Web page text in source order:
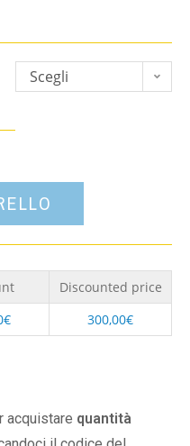
Scegli
Discounted price
€ 300,00€
acquistare quantità